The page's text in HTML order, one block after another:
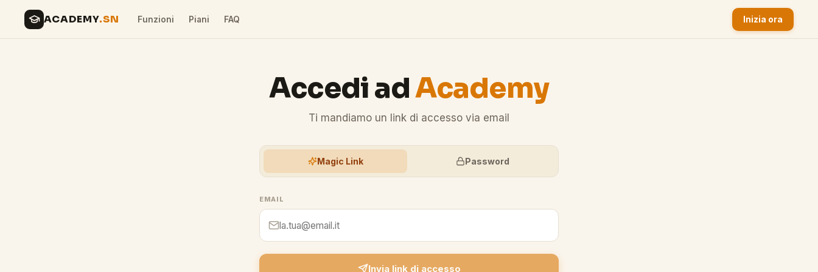
ACADEMY.SN Funzioni Piani FAQ Inizia ora
Accedi adAcademy
Ti mandiamo un link di accesso via email
Magic Link Password
EMAIL
Invia link di accesso